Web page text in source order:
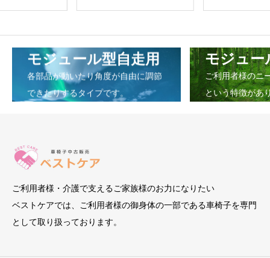
モジュール型自走用
各部品が動いたり角度が自由に調節
できたりするタイプです。
モジュー
ご利用者様のニ
という特徴があ
ご利用者様・介護で支えるご家族様のお力になりたい
ベストケアでは、ご利用者様の御身体の一部である車椅子を専門
として取り扱っております。